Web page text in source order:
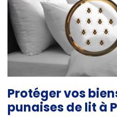
Protéger vos
punaises de lit à